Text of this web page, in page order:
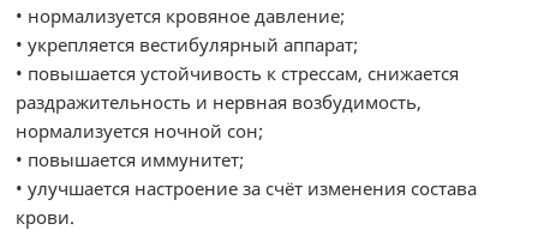
• нормализуется кровяное давление;
• укрепляется вестибулярный аппарат;
• повышается устойчивость к стрессам, снижается
раздражительность и нервная возбудимость,
нормализуется ночной сон;
• повышается иммунитет;
• улучшается настроение за счёт изменения состава
крови.